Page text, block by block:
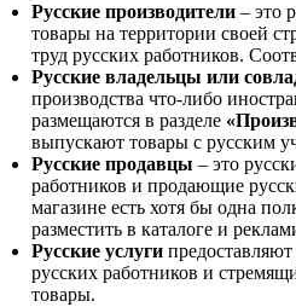
Русские производители – это
товары на территории своей
труд русских работников.
Русские владельцы или
производства что-либо
размещаются в разделе
выпускают товары с русским
Русские продавцы – это
работников и продающие
магазине есть хотя бы одна
разместить в каталоге и
Русские услуги
русских работников и
товары.